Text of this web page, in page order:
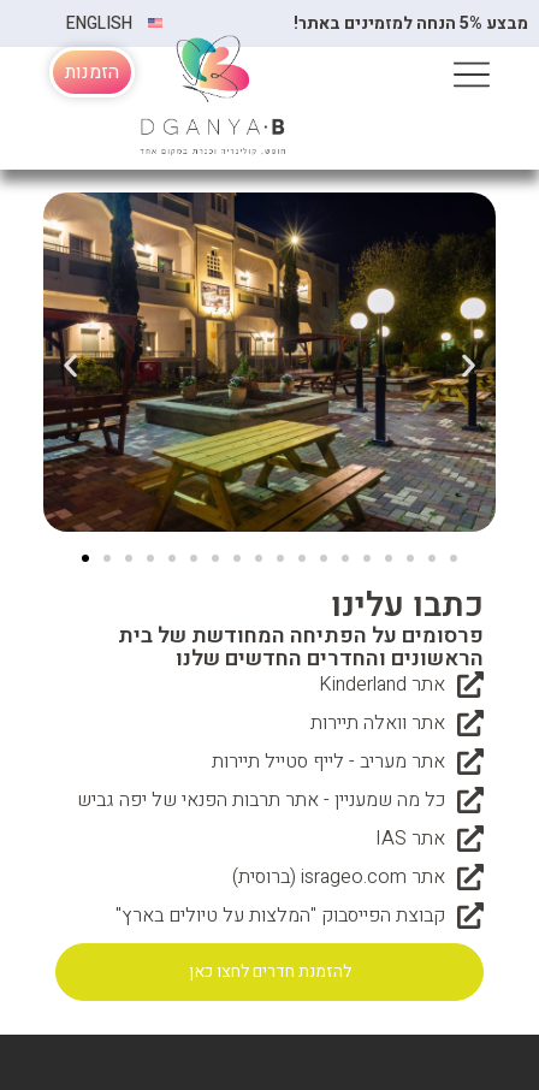
באתר! ENGLISH
הזמנות
כתבו עלינו
פרסומים על הפתיחה המחודשת של בית
הראשונים והחדרים החדשים שלנו
אתר Kinderland
אתר וואלה תיירות
אתר מעריב - לייף סטייל תיירות
כל מה שמעניין - אתר תרבות הפנאי של יפה גביש
אתר IAS
אתר isrageo.com (ברוסית)
קבוצת הפייסבוק "המלצות על טיולים בארץ"
להזמנת חדרים לחצו כאן